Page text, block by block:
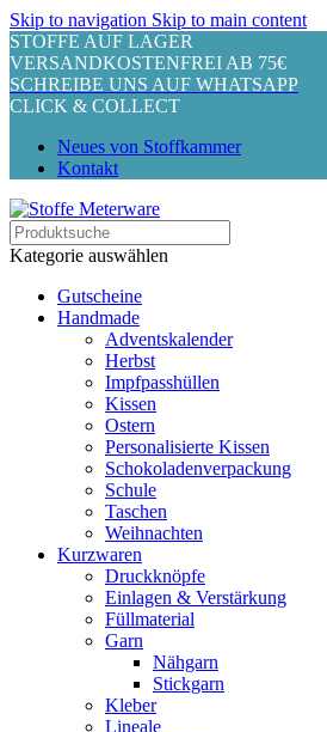
Skip to navigation Skip to main content
STOFFE AUF LAGER
VERSANDKOSTENFREI AB 75€
SCHREIBE UNS AUF WHATSAPP
CLICK & COLLECT
Neues von Stoffkammer
Kontakt
Kategorie auswählen
Gutscheine
Handmade
Adventskalender
Herbst
Impfpasshüllen
Kissen
Ostern
Personalisierte Kissen
Schokoladenverpackung
Schule
Taschen
Weihnachten
Kurzwaren
Druckknöpfe
Einlagen & Verstärkung
Füllmaterial
Garn
Nähgarn
Stickgarn
Kleber
Lineale